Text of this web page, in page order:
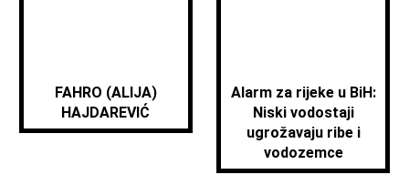
FAHRO (ALIJA)
HAJDAREVIĆ
Alarm za rijeke u BiH:
Niski vodostaji
ugrožavaju ribe i
vodozemce